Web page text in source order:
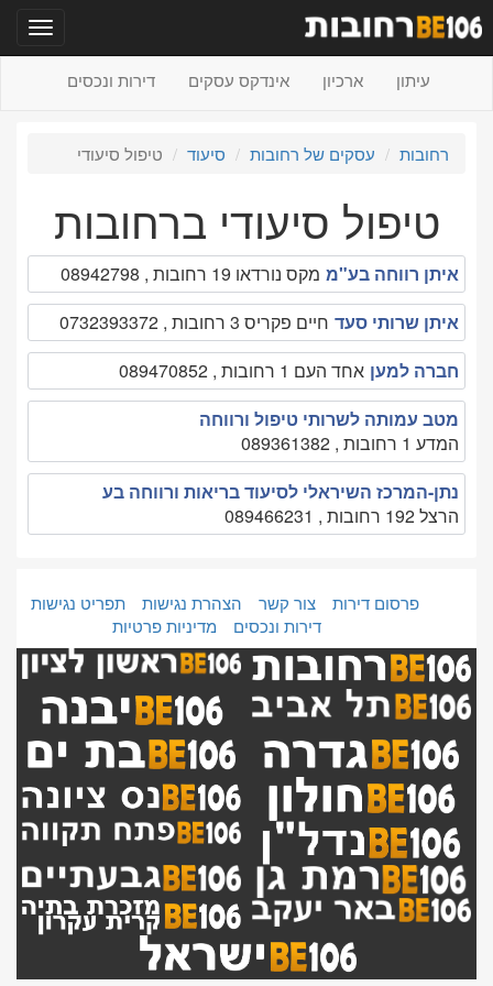
עיתון ארכיון אינדקס עסקים דירות ונכסים
רחובות עסקים של רחובות סיעוד טיפול סיעודי
טיפול סיעודי ברחובות
איתן רווחה בע"מ מקס נורדאו 19 רחובות , 08942798
איתן שרותי סעד חיים פקריס 3 רחובות , 0732393372
חברה למען אחד העם 1 רחובות , 089470852
מטב עמותה לשרותי טיפול ורווחה
המדע 1 רחובות , 089361382
נתן-המרכז השיראלי לסיעוד בריאות ורווחה בע
הרצל 192 רחובות , 089466231
פרסום דירות צור קשר הצהרת נגישות
תפריט נגישות
דירות ונכסים
מדיניות פרטיות